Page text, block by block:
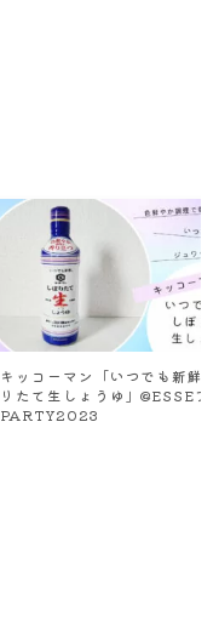
キッコーマン「いつでも新鮮
りたて生しょうゆ」@ESSEフ
PARTY2023